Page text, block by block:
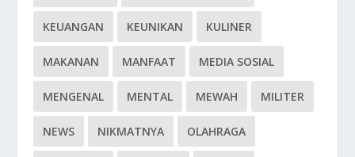
KEUANGAN KEUNIKAN KULINER
MAKANAN MANFAAT MEDIA SOSIAL
MENGENAL MENTAL MEWAH MILITER
NEWS NIKMATNYA OLAHRAGA